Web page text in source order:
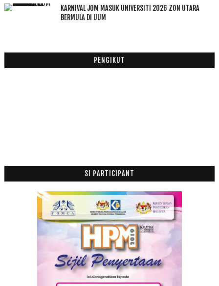
►2011(63)
KARNIVAL JOM MASUK UNIVERSITI 2026 ZON UTARA
BERMULA DI UUM
PENGIKUT
SI PARTICIPANT